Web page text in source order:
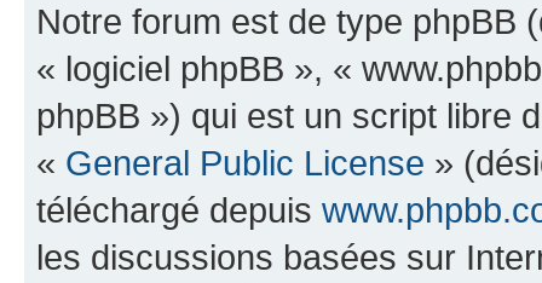
Notre forum est de type phpBB
« logiciel phpBB », «
phpBB ») qui est un script libre
« General Public License »
téléchargé depuis
les discussions basées sur